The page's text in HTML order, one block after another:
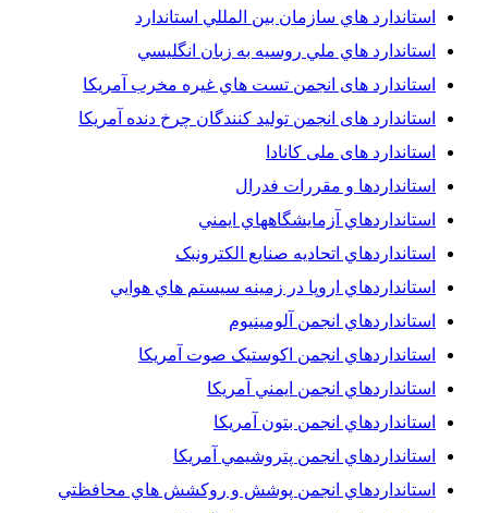
استاندارد هاي سازمان بين المللي استاندارد
استاندارد هاي ملي روسيه به زبان انگليسي
استاندارد های انجمن تست هاي غيره مخرب آمريکا
استاندارد های انجمن توليد کنندگان چرخ دنده آمريکا
استاندارد های ملی کانادا
استانداردها و مقررات فدرال
استانداردهاي آزمايشگاههاي ايمني
استانداردهاي اتحاديه صنايع الکترونبک
استانداردهاي اروپا در زمينه سيستم هاي هوايي
استانداردهاي انجمن آلومينيوم
استانداردهاي انجمن اکوستيک صوت آمريکا
استانداردهاي انجمن ايمني آمريکا
استانداردهاي انجمن بتون آمريکا
استانداردهاي انجمن پتروشيمي آمريکا
استانداردهاي انجمن پوشش و روکشش هاي محافظتي